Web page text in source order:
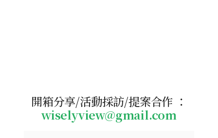
開箱分享/活動採訪/提案合作 ：
wiselyview@gmail.com